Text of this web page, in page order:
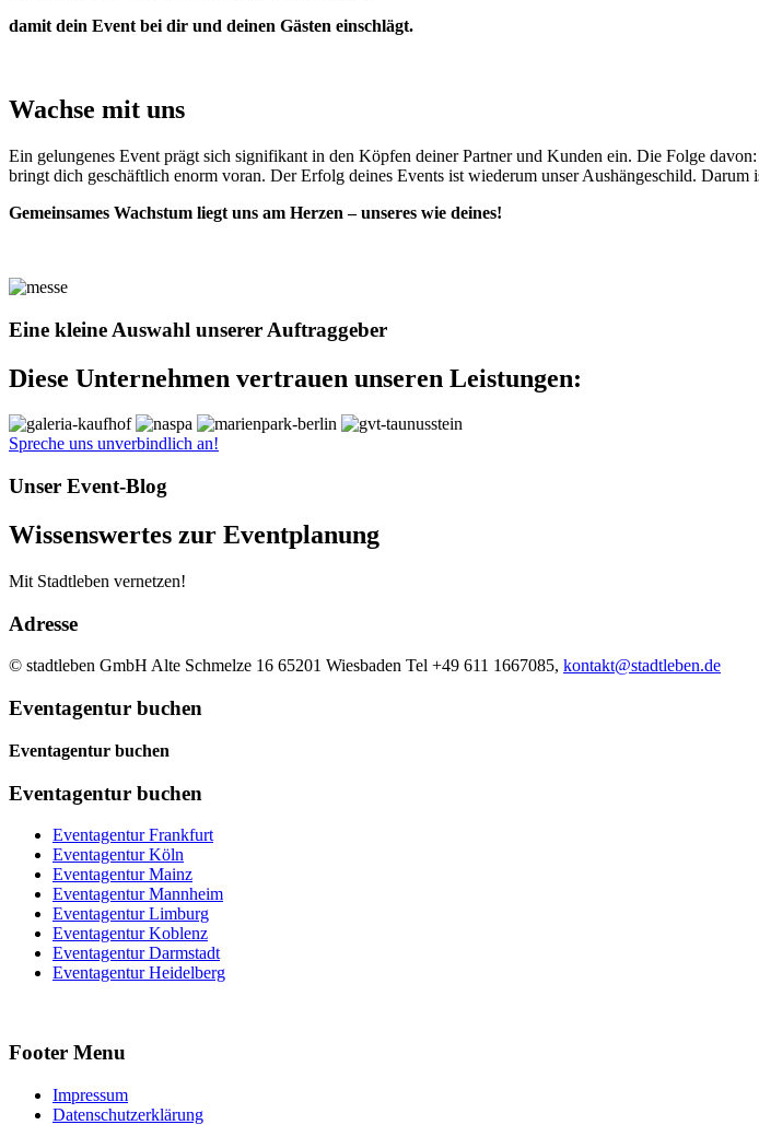
damit dein Event bei dir und deinen Gästen einschlägt.
Wachse mit uns
Ein gelungenes Event prägt sich signifikant in den Köpfen deiner Partner und Kunden ein. Die Folge
bringt dich geschäftlich enorm voran. Der Erfolg deines Events ist wiederum unser Aushängeschild. Darum
Gemeinsames Wachstum liegt uns am Herzen – unseres wie deines!
Eine kleine Auswahl unserer Auftraggeber
Diese Unternehmen vertrauen unseren Leistungen:
Spreche uns unverbindlich an!
Unser Event-Blog
Wissenswertes zur Eventplanung
Mit Stadtleben vernetzen!
Adresse
© stadtleben GmbH Alte Schmelze 16 65201 Wiesbaden Tel +49 611 1667085, kontakt@stadtleben.de
Eventagentur buchen
Eventagentur buchen
Eventagentur buchen
Eventagentur Frankfurt
Eventagentur Köln
Eventagentur Mainz
Eventagentur Mannheim
Eventagentur Limburg
Eventagentur Koblenz
Eventagentur Darmstadt
Eventagentur Heidelberg
Footer Menu
Impressum
Datenschutzerklärung